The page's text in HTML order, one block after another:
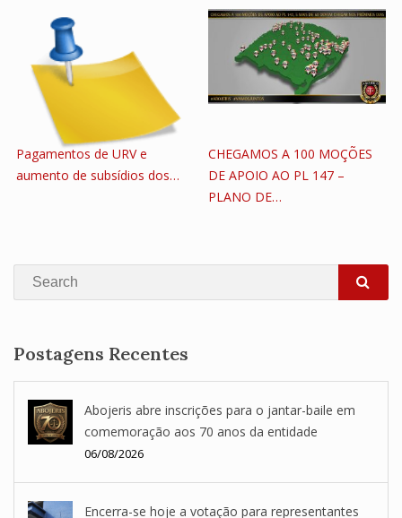
Pagamentos de URV e
aumento de subsídios dos…
CHEGAMOS A 100 MOÇÕES
DE APOIO AO PL 147 –
PLANO DE…
Search
Postagens Recentes
Abojeris abre inscrições para o jantar-baile em
comemoração aos 70 anos da entidade
06/08/2026
Encerra-se hoje a votação para representantes